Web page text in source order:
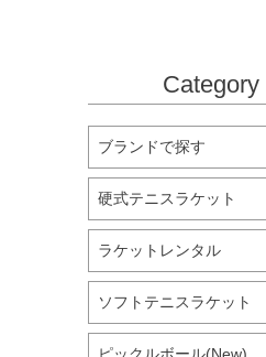
Category
ブランドで探す
硬式テニスラケット
ラケットレンタル
ソフトテニスラケット
ピックルボール(New)